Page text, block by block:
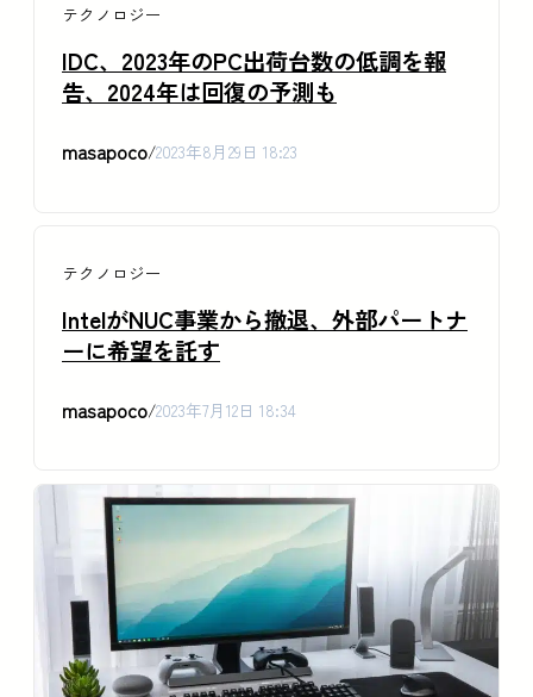
テクノロジー
IDC、2023年のPC出荷台数の低調を報
告、2024年は回復の予測も
masapoco/2023年8月29日 18:23
テクノロジー
IntelがNUC事業から撤退、外部パートナ
ーに希望を託す
masapoco/2023年7月12日 18:34